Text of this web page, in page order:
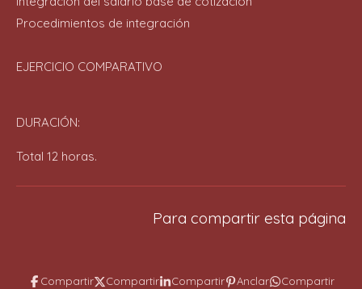
Procedimientos de integración
EJERCICIO COMPARATIVO
DURACIÓN:
Total 12 horas.
Para compartir esta página
Compartir Compartir Compartir Anclar Compartir